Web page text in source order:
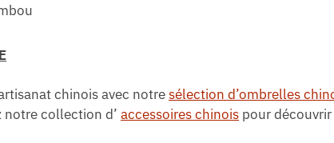
chinois avec notresélection d’ombrelles
notre collection d’accessoires chinois pour